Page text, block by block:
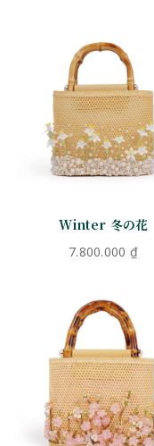
Winter 冬の花
7.800.000 ₫